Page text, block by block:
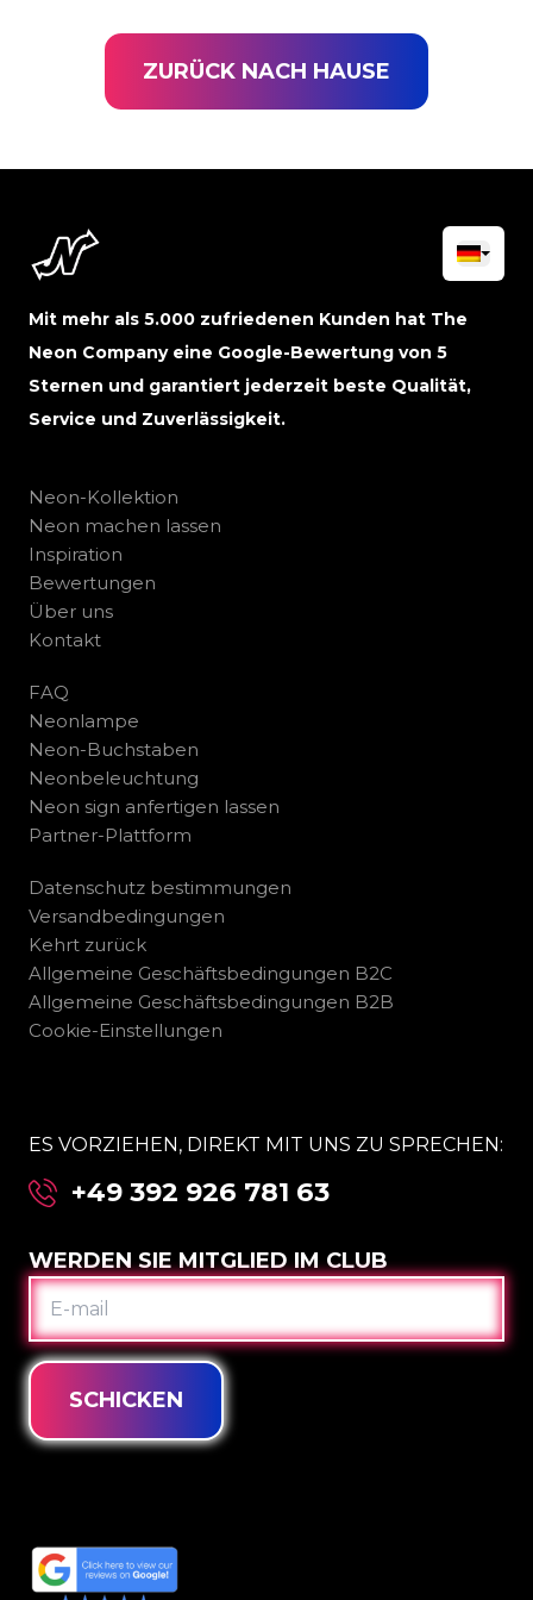
ZURÜCK NACH HAUSE
Mit mehr als 5.000 zufriedenen Kunden hat The
Neon Company eine Google-Bewertung von 5
Sternen und garantiert jederzeit beste Qualität,
Service und Zuverlässigkeit.
Neon-Kollektion
Neon machen lassen
Inspiration
Bewertungen
Über uns
Kontakt
FAQ
Neonlampe
Neon-Buchstaben
Neonbeleuchtung
Neon sign anfertigen lassen
Partner-Plattform
Datenschutz bestimmungen
Versandbedingungen
Kehrt zurück
Allgemeine Geschäftsbedingungen B2C
Allgemeine Geschäftsbedingungen B2B
Cookie-Einstellungen
ES VORZIEHEN, DIREKT MIT UNS ZU SPRECHEN:
+49 392 926 781 63
WERDEN SIE MITGLIED IM CLUB
E-
MAIL
SCHICKEN